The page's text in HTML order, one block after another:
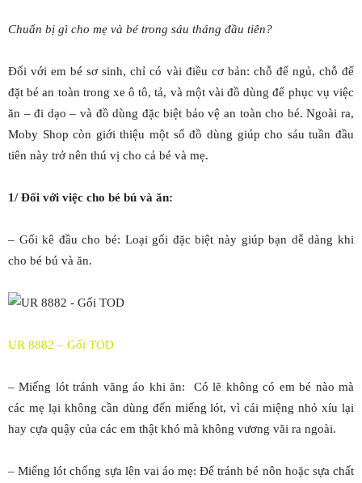
Chuẩn bị gì cho mẹ và bé trong sáu tháng đầu tiên?
Đối với em bé sơ sinh, chỉ có vài điều cơ bản: chỗ để ngủ, chỗ để
đặt bé an toàn trong xe ô tô, tả, và một vài đồ dùng để phục vụ việc
ăn – đi dạo – và đồ dùng đặc biệt bảo vệ an toàn cho bé. Ngoài ra,
Moby Shop còn giới thiệu một số đồ dùng giúp cho sáu tuần đầu
tiên này trở nên thú vị cho cả bé và mẹ.
1/ Đối với việc cho bé bú và ăn:
– Gối kê đầu cho bé: Loại gối đặc biệt này giúp bạn dễ dàng khi
cho bé bú và ăn.
UR 8882 – Gối TOD
– Miếng lót tránh văng áo khi ăn: Có lẽ không có em bé nào mà
các mẹ lại không cần dùng đến miếng lót, vì cái miệng nhỏ xíu lại
hay cựa quậy của các em thật khó mà không vương vãi ra ngoài.
– Miếng lót chống sựa lên vai áo mẹ: Để tránh bé nôn hoặc sựa chất